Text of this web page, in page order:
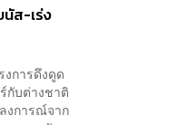
ส-เร่ง
การดึงดูด
กับต่างชาติ
งการณ์จาก